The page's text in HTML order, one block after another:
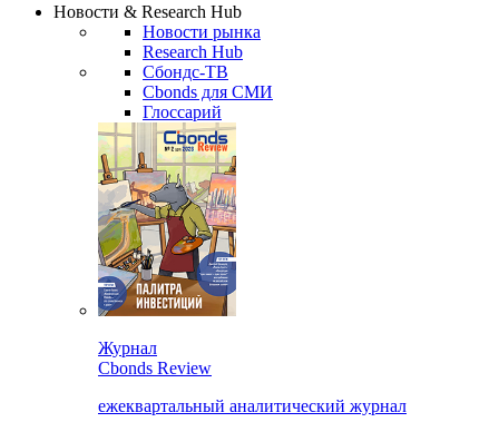
Новости & Research Hub
Новости рынка
Research Hub
Сбондс-ТВ
Cbonds для СМИ
Глоссарий
Журнал
Cbonds Review
ежеквартальный аналитический журнал